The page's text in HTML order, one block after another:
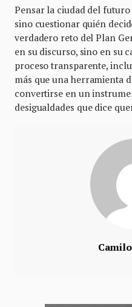
Pensar la ciudad del
sino cuestionar quién
verdadero reto del Plan
en su discurso, sino en su
proceso transparente,
más que una herramienta
convertirse en un
desigualdades que dice